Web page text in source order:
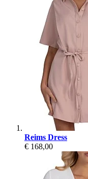
Reims Dress
€ 168,00